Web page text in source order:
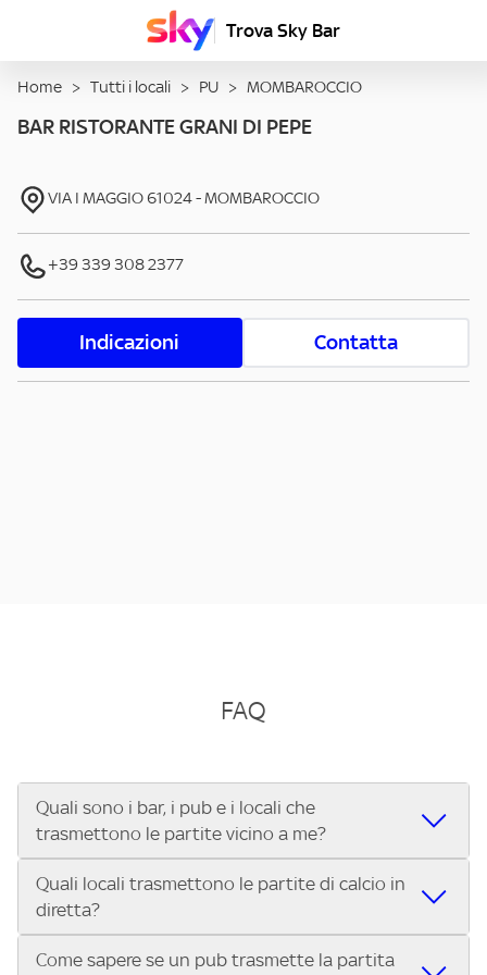
Trova Sky Bar
Home > Tutti i locali > PU > MOMBAROCCIO
BAR RISTORANTE GRANI DI PEPE
VIA I MAGGIO61024-MOMBAROCCIO
+39 339 308 2377
Indicazioni Contatta
FAQ
Quali sono i bar, i pub e i locali che
trasmettono le partite vicino a me?
Se cerchi un bar, pub, ristorante o locale vicino a te per
vedere le partite di Serie A ENILIVE, la Serie C Sky Wifi, la
UEFA Champions League, la UEFA Europa League, la UEFA
Conference League, il Tennis, la Formula 1®, la MotoGP™ e
Quali locali trasmettono le partite di calcio in
diretta?
Vuoi sapere quali bar, pub o ristoranti mostrano le partite
Come sapere se un pub trasmette la partita